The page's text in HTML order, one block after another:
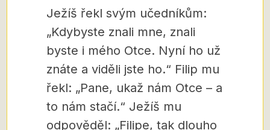
Ježíš řekl svým učedníkům:
„Kdybyste znali mne, znali
byste i mého Otce. Nyní ho už
znáte a viděli jste ho.“ Filip mu
řekl: „Pane, ukaž nám Otce – a
to nám stačí.“ Ježíš mu
odpověděl: „Filipe, tak dlouho